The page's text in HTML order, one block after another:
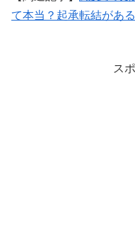
て本当？起承転結があ
ス